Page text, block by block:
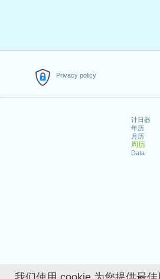
Privacy policy
计日器
年历
月历
周历
Data